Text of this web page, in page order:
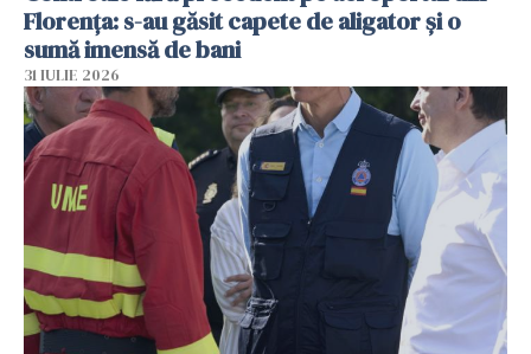
Florența: s-au găsit capete de aligator și o
sumă imensă de bani
31 IULIE 2026